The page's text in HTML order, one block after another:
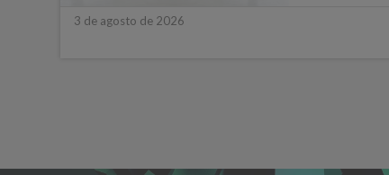
3 de agosto de 2026